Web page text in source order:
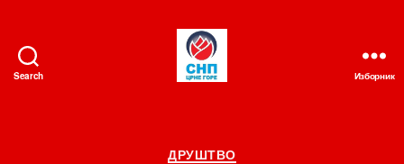
Search Изборник
Категорије
ДРУШТВО